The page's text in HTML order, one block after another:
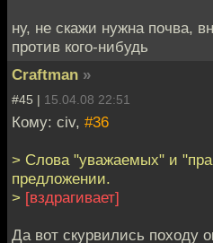
ну, не скажи нужна почва,
против кого-нибудь
Craftman »
#45 | 15.04.08 22:51
Кому: civ, #36
> Слова "уважаемых" и
предложении.
> [вздрагивает]
Да вот скурвились походу